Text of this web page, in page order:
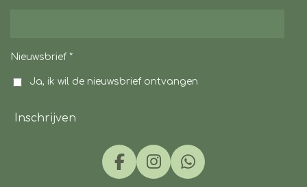
Nieuwsbrief *
Ja, ik wil de nieuwsbrief ontvangen
Inschrijven
F
I
W